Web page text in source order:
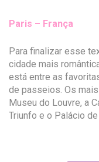
Paris – França
Para finalizar esse
cidade mais
está entre as
de passeios. Os
Museu do Louvre, a
Triunfo e o Palácio